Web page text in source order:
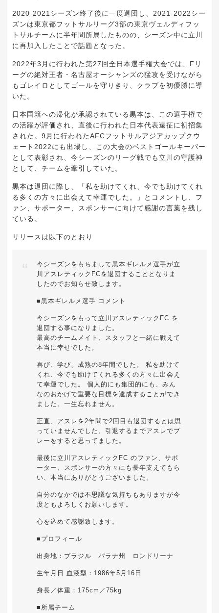
2020-2021シーズン終了後に一度退団し、2021-2022シー
ズンは東京都フットサルリーグ3部の東京ヴェルディフッ
トサルチームに半年間所属したものの、シーズン中に立川
に再加入したことで話題となった。
2022年3月に行われた第27回全日本選手権大会では、Fリ
ーグの絶対王者・名古屋オーシャンズの猛攻を受けながら
もゴレイロとしてゴールを守りきり、クラブを初優勝に導
いた。
日本国籍への帰化が承認されている黒本は、この選手権で
の活躍が評価され、直後に行われた日本代表遠征に初招集
された。9月に行われたAFCフットサルアジアカップクウ
ェート2022にも出場し、この大会のベストゴールキーパー
として表彰され、今シーズンのリーグ戦でも立川の守護神
として、チームを牽引していた。
黒本は退団に際し、「私を助けてくれ、今でも助けてくれ
る多くの方々に出会えて幸運でした。」とコメントし、フ
ァン、サポーター、スポンサーに向けて感謝の言葉を残し
ている。
リリースは以下のとおり
今シーズンをもちまして黒本ギレルメ選手が立
川アスレティックFCを退団することとなりま
したのでお知らせ致します。
■黒本ギレルメ選手 コメント
今シーズンをもって立川アスレティックFC を
退団する事になりました。
最高のチームメイト、スタッフと一緒に戦えて
本当に幸せでした。
喜び、学び、成熟の8年間でした。 私を助けて
くれ、今でも助けてくれる多くの方々に出会え
て幸運でした。 個人的にも集団的にも、みん
なのおかげで重要な目標を達成することができ
ました。一生忘れません。
正直、アスレを2年間で2回目も退団するとは思
っていませんでした。引退するまでアスレでプ
レーをすると思ってました。
最後に立川アスレティックFC のファン、サポ
ーター、スポンサーの方々にも長年支えてもら
い、本当にありがとうございました。
自分のなかでは不思議な気持ちもありますが今
度ともよろしくお願いします。
心を込めて感謝致します。
■プロフィール
出身地：ブラジル パラナ州 ロンドリーナ
生年月日 血液型：1986年5月16日
身長／体重：175cm／75kg
■所属チーム